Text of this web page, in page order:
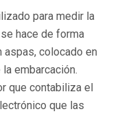
para medir la
hace de forma
aspas, colocado en
embarcación.
que contabiliza el
que las